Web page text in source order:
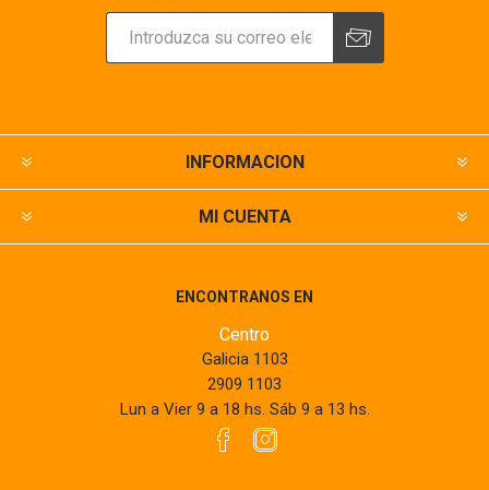
INFORMACION
MI CUENTA
ENCONTRANOS EN
Centro
Galicia 1103
2909 1103
Lun a Vier 9 a 18 hs. Sáb 9 a 13 hs.